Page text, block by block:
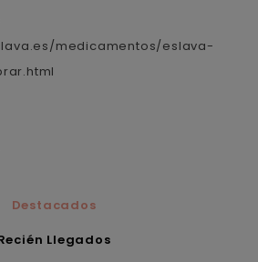
medicamentos/eslava-
Destacados
Llegados